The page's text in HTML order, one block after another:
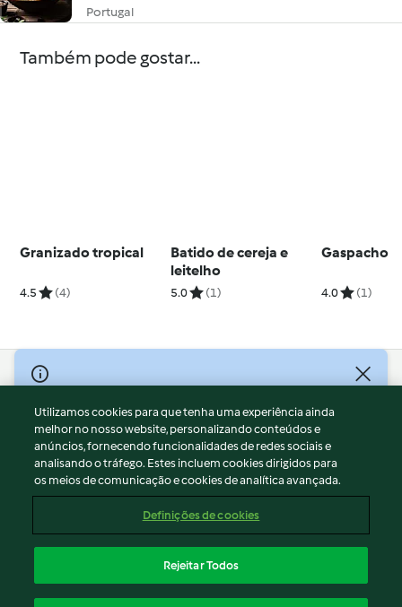
Portugal
Também pode gostar...
Granizado tropical
4.5 (4)
Batido de cereja e
leitelho
5.0 (1)
Gaspacho
4.0 (1)
© Copyright 2026
Termos de Utilização
Aviso sobre Proteção de Dados
Aviso
Apoio legal
Conteúdo do relatório
Declaração de acessibilidade
Utilizamos cookies para que tenha uma experiência ainda
melhor no nosso website, personalizando conteúdos e
anúncios, fornecendo funcionalidades de redes sociais e
analisando o tráfego. Estes incluem cookies dirigidos para
os meios de comunicação e cookies de analítica avançada.
Definições de cookies
Rejeitar Todos